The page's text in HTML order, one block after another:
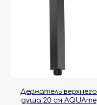
Держатель верхнего
душа 20 см AQUAme